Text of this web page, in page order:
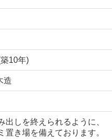
10年)
造
出しを終えられるように、
置き場を備えております。